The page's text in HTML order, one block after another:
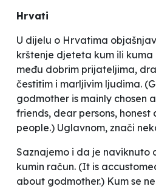
Hrvati
U dijelu o Hrvatima
krštenje djeteta kum ili
među dobrim prijateljima,
čestitim i marljivim ljudima.
godmother is mainly chosen
friends, dear persons,
people.) Uglavnom, znači
Saznajemo i da je naviknuto
kumin račun. (It is
about godmother.) Kum se